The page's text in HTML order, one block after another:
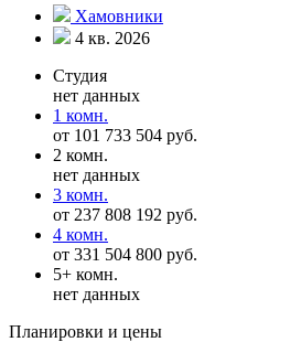
Хамовники
4 кв. 2026
Студия
нет данных
1 комн.
от 101 733 504 руб.
2 комн.
нет данных
3 комн.
от 237 808 192 руб.
4 комн.
от 331 504 800 руб.
5+ комн.
нет данных
Планировки и цены